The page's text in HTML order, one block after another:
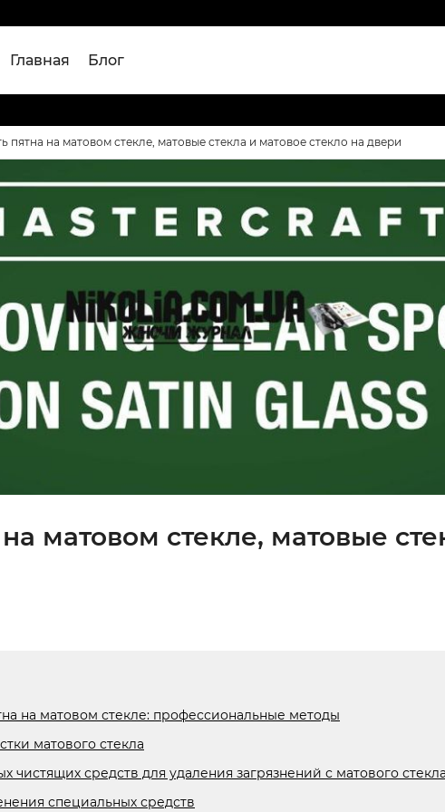
Главная Блог
пятна на матовом стекле, матовые стекла и матовое стекло на двери
матовом стекле, матовые
на матовом стекле: профессиональные методы
матового стекла
чистящих средств для удаления загрязнений с матового стекла
специальных средств